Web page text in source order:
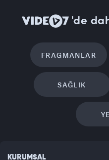
'de
FRAGMANLAR
SAĞLIK
KURUMSAL